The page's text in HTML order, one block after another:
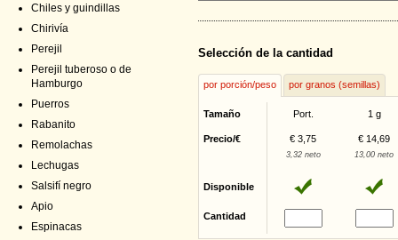
Chiles y guindillas
Chirivía
Perejil
Perejil tuberoso o de
Hamburgo
Puerros
Rabanito
Remolachas
Lechugas
Salsifí negro
Apio
Espinacas
Selección de la cantidad
por porción/peso por granos (semillas)
Tamaño Port. 1 g
Precio/€ € 3,75 € 14,69
3,32 neto 13,00 neto
Disponible
Cantidad